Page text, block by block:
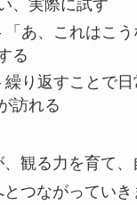
、実際に試す
あ、これはこう
る
り返すことで日
訪れる
観る力を育て、
つながっていき